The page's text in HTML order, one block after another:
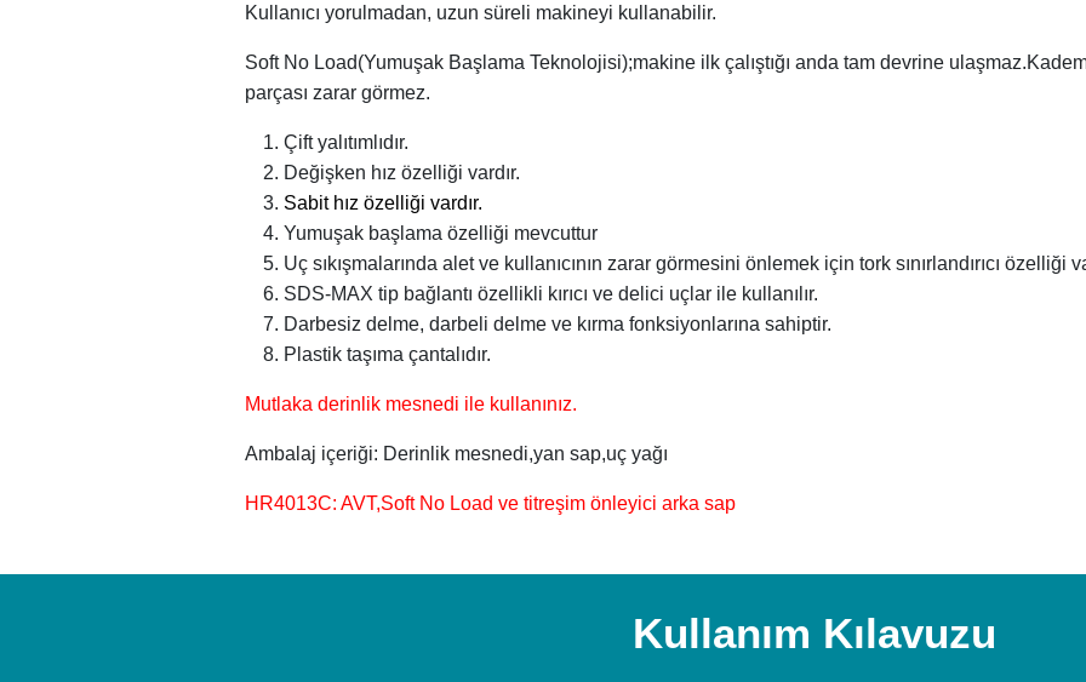
Kullanıcı yorulmadan, uzun süreli makineyi kullanabilir.
Soft No Load(Yumuşak Başlama Teknolojisi);makine ilk çalıştığı anda tam devrine
parçası zarar görmez.
Çift yalıtımlıdır.
Değişken hız özelliği vardır.
Sabit hız özelliği vardır.
Yumuşak başlama özelliği mevcuttur
Uç sıkışmalarında alet ve kullanıcının zarar görmesini önlemek için tork sınırlandırıcı özelliği
SDS-MAX tip bağlantı özellikli kırıcı ve delici uçlar ile kullanılır.
Darbesiz delme, darbeli delme ve kırma fonksiyonlarına sahiptir.
Plastik taşıma çantalıdır.
Mutlaka derinlik mesnedi ile kullanınız.
Ambalaj içeriği: Derinlik mesnedi,yan sap,uç yağı
HR4013C: AVT,Soft No Load ve titreşim önleyici arka sap
Kullanım Kılavuzu